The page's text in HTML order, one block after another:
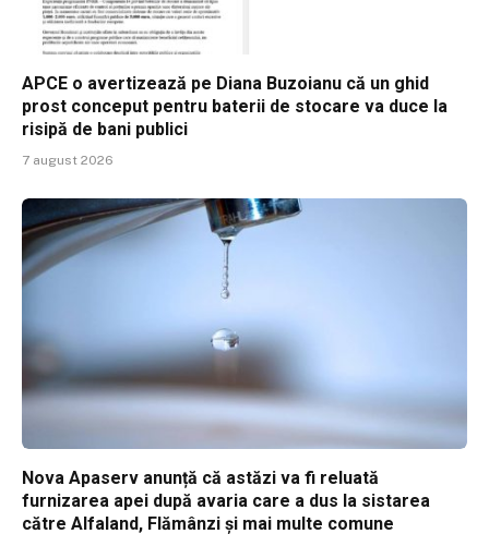
APCE o avertizează pe Diana Buzoianu că un ghid
prost conceput pentru baterii de stocare va duce la
risipă de bani publici
7 august 2026
Nova Apaserv anunță că astăzi va fi reluată
furnizarea apei după avaria care a dus la sistarea
către Alfaland, Flămânzi și mai multe comune